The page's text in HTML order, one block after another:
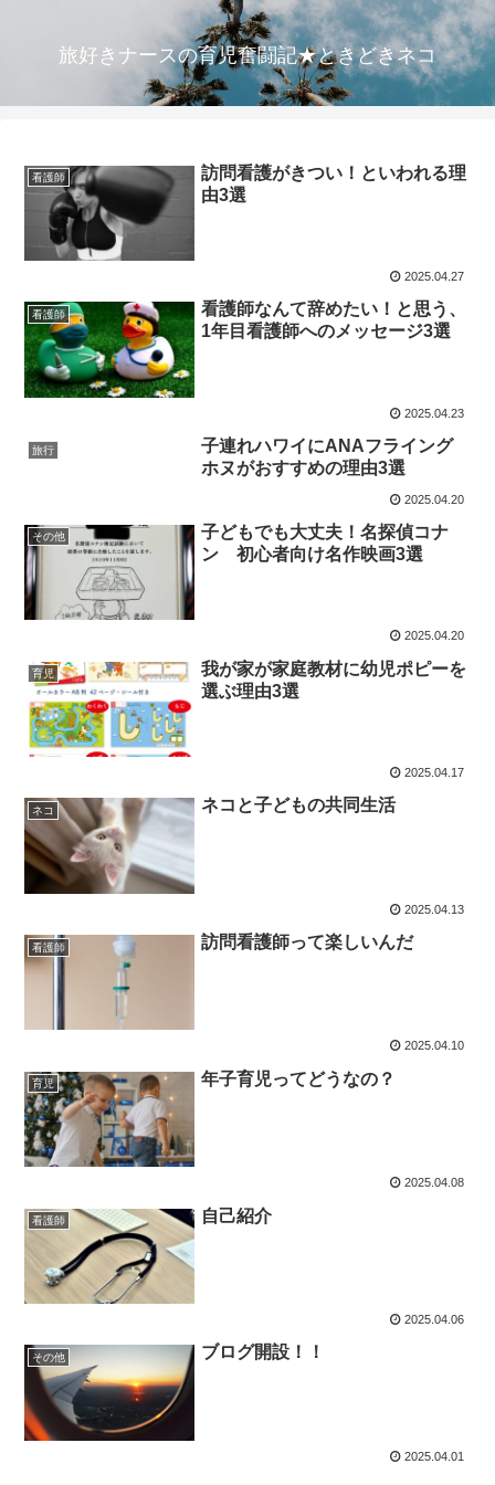
旅好きナースの育児奮闘記★ときどきネコ
看護師
訪問看護がきつい！といわれる理
由3選
2025.04.27
看護師
看護師なんて辞めたい！と思う、
1年目看護師へのメッセージ3選
2025.04.23
旅行
子連れハワイにANAフライング
ホヌがおすすめの理由3選
2025.04.20
その他
子どもでも大丈夫！名探偵コナ
ン 初心者向け名作映画3選
2025.04.20
育児
我が家が家庭教材に幼児ポピーを
選ぶ理由3選
2025.04.17
ネコ ネコと子どもの共同生活
2025.04.13
看護師 訪問看護師って楽しいんだ
2025.04.10
育児 年子育児ってどうなの？
2025.04.08
看護師 自己紹介
2025.04.06
その他 ブログ開設！！
2025.04.01